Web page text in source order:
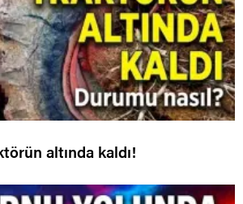
altında kaldı!